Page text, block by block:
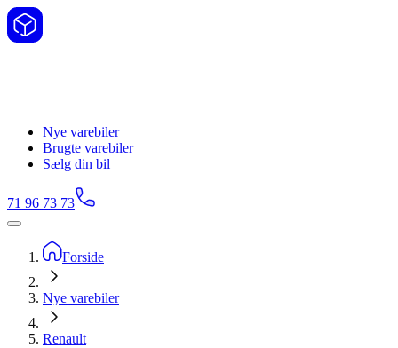
Nye varebiler
Brugte varebiler
Sælg din bil
71 96 73 73
Forside
Nye varebiler
Renault